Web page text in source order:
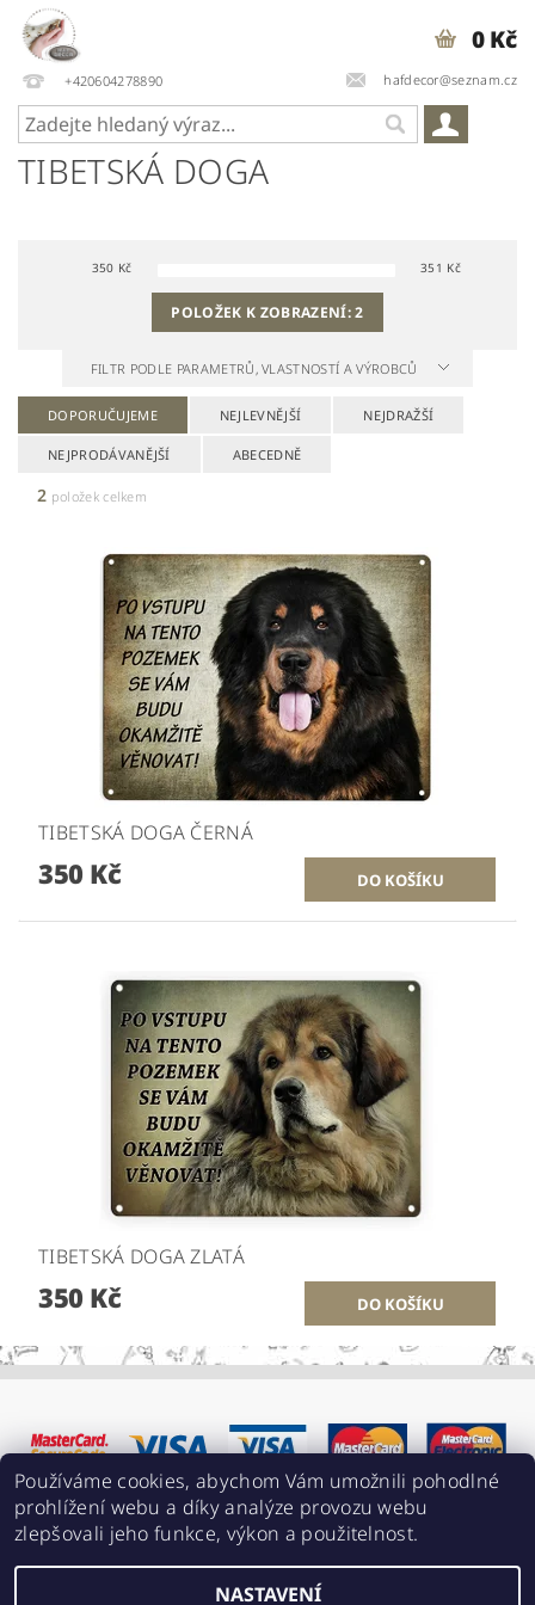
+420604278890 hafdecor@seznam.cz
0 Kč
TIBETSKÁ DOGA
350 Kč 351 Kč
POLOŽEK K ZOBRAZENÍ:2
FILTR PODLE PARAMETRŮ, VLASTNOSTÍ A VÝROBCŮ
DOPORUČUJEME NEJLEVNĚJŠÍ NEJDRAŽŠÍ
NEJPRODÁVANĚJŠÍ ABECEDNĚ
2 položek celkem
TIBETSKÁ DOGA ČERNÁ
350 Kč
TIBETSKÁ DOGA ZLATÁ
350 Kč
Používáme cookies, abychom Vám umožnili pohodlné
prohlížení webu a díky analýze provozu webu
zlepšovali jeho funkce, výkon a použitelnost.
NASTAVENÍ